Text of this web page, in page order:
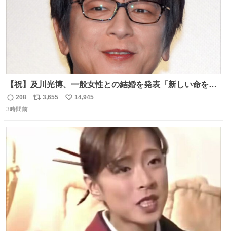
【祝】及川光博、一般女性との結婚を発表「新しい命を授
かっております」 news.livedoor.com/lite/article_d…
「私、及川光博はこの度、交際しておりました方と入籍い
も変わらず俳優として、ミッチーとして、努力し精進して
参ります」とつづった。
返
信
208
リ
3,655
い
14,945
3時間前